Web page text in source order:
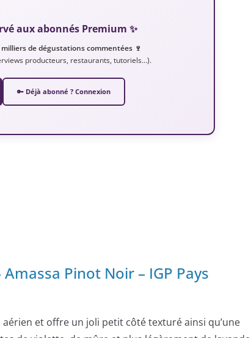
aux abonnés Premium ✨
de dégustations commentées 🍷
producteurs, restaurants, tutoriels…).
🔑 Déjà abonné ? Connexion
Pinot Noir – IGP Pays
aérien et offre un joli petit côté texturé ainsi qu’une